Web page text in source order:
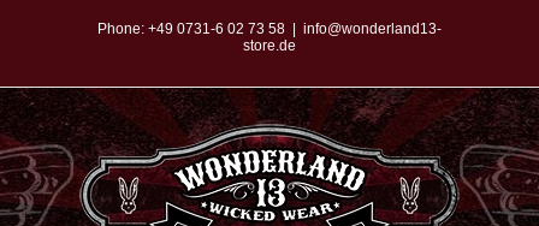
springen
Phone: +49 0731-6 02 73 58
info@wonderland13-
store.de